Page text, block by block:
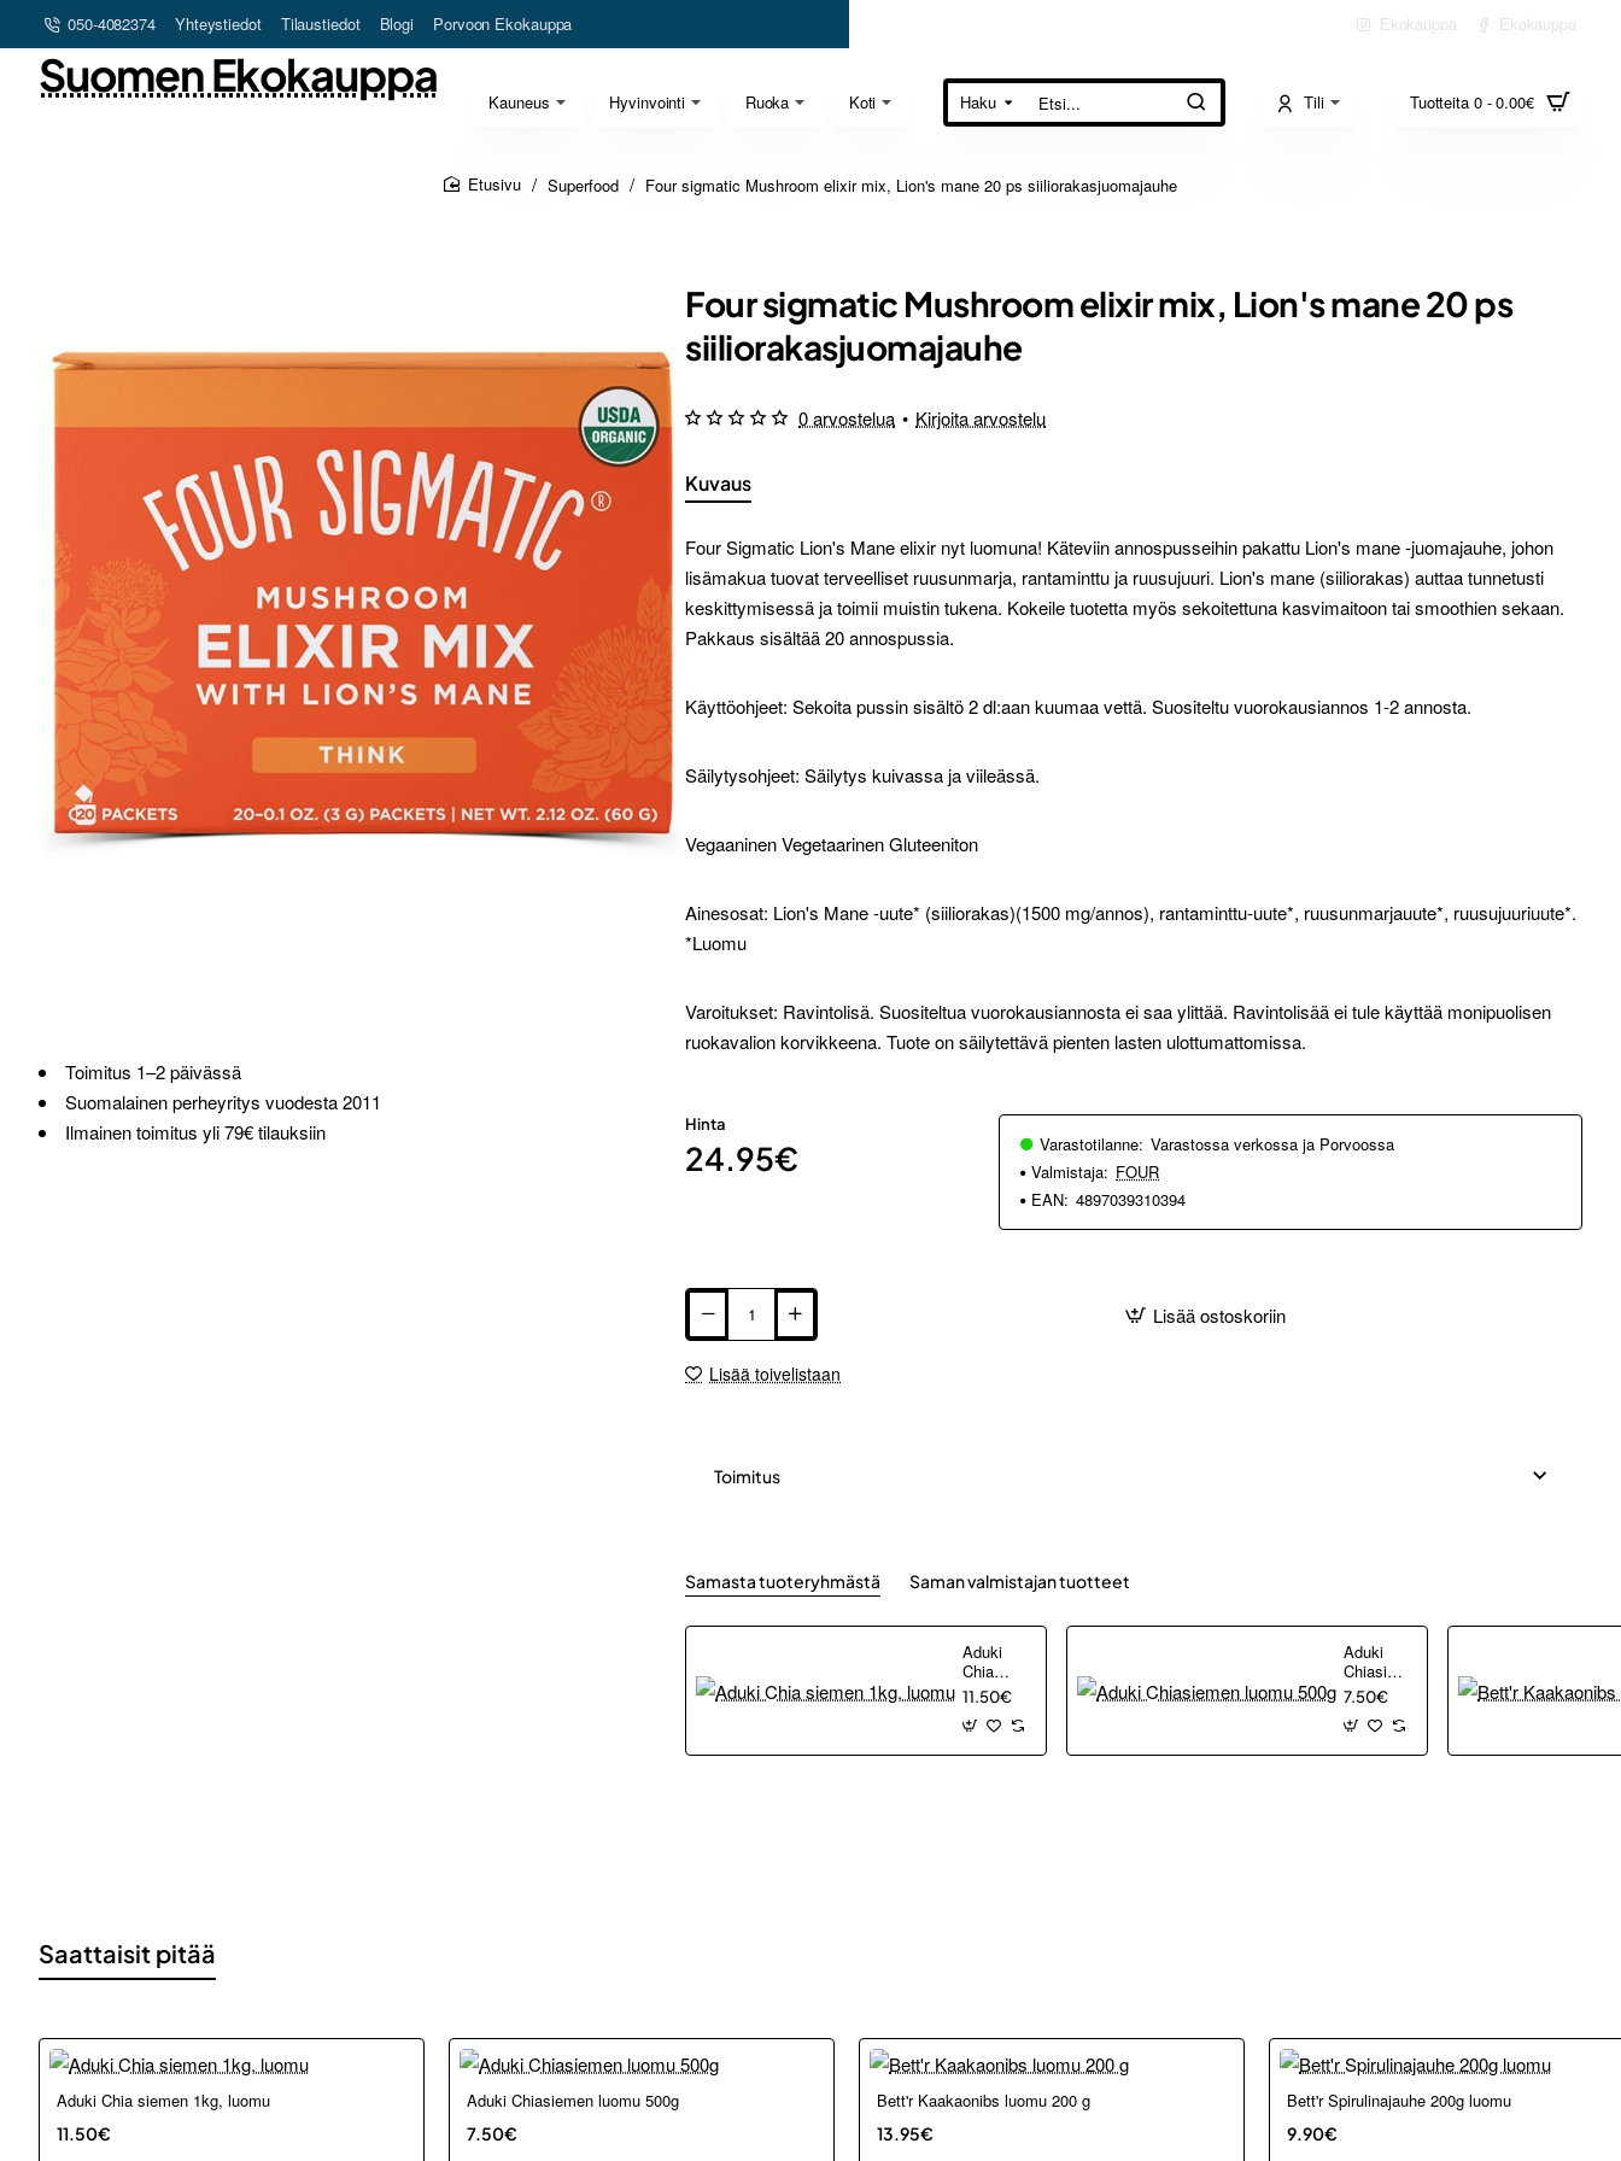
050-4082374 Yhteystiedot Tilaustiedot Blogi Porvoon Ekokauppa Ekokauppa Ekokauppa
Kauneus Hyvinvointi Ruoka Koti
Suomen Ekokauppa
Haku
Etsi... Tili Tuotteita 0 - 0.00€
Superfood Four sigmatic Mushroom elixir mix, Lion's mane 20 ps siiliorakasjuomajauhe
Toimitus 1–2 päivässä
Suomalainen perheyritys vuodesta 2011
Ilmainen toimitus yli 79€ tilauksiin
Four sigmatic Mushroom elixir mix, Lion's mane 20 ps
siiliorakasjuomajauhe
Kuvaus
Four Sigmatic Lion's Mane elixir nyt luomuna! Käteviin annospusseihin pakattu Lion's mane -juomajauhe, johon
lisämakua tuovat terveelliset ruusunmarja, rantaminttu ja ruusujuuri. Lion's mane (siiliorakas) auttaa tunnetusti
keskittymisessä ja toimii muistin tukena. Kokeile tuotetta myös sekoitettuna kasvimaitoon tai smoothien sekaan.
Pakkaus sisältää 20 annospussia.
Käyttöohjeet: Sekoita pussin sisältö 2 dl:aan kuumaa vettä. Suositeltu vuorokausiannos 1-2 annosta.
Säilytysohjeet: Säilytys kuivassa ja viileässä.
Vegaaninen Vegetaarinen Gluteeniton
Ainesosat: Lion's Mane -uute* (siiliorakas)(1500 mg/annos), rantaminttu-uute*, ruusunmarjauute*, ruusujuuriuute*.
*Luomu
Varoitukset: Ravintolisä. Suositeltua vuorokausiannosta ei saa ylittää. Ravintolisää ei tule käyttää monipuolisen
ruokavalion korvikkeena. Tuote on säilytettävä pienten lasten ulottumattomissa.
0 arvostelua • Kirjoita arvostelu
Hinta
24.95€ Varastotilanne: Varastossa verkossa ja Porvoossa
Valmistaja: FOUR
EAN: 4897039310394
Lisää ostoskoriin
Lisää toivelistaan
Toimitus
Samasta tuoteryhmästä Saman valmistajan tuotteet
Aduki
Chia
siemen
1kg,
luomu
11.50€
Aduki
Chiasiemen
luomu
500g
7.50€
Saattaisit pitää
Aduki Chia siemen 1kg, luomu
11.50€
Aduki Chiasiemen luomu 500g
7.50€
Bett'r Kaakaonibs luomu 200 g
13.95€
Bett'r Spirulinajauhe 200g luomu
9.90€